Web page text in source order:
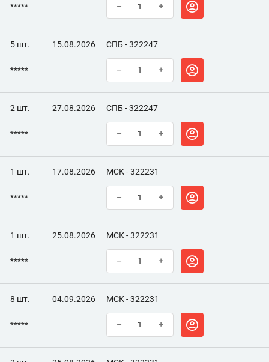
***** – +
5 шт. 15.08.2026 СПБ - 322247
***** – +
2 шт. 27.08.2026 СПБ - 322247
***** – +
1 шт. 17.08.2026 МСК - 322231
***** – +
1 шт. 25.08.2026 МСК - 322231
***** – +
8 шт. 04.09.2026 МСК - 322231
***** – +